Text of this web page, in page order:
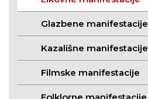
Glazbene manifestacije
Kazališne manifestacije
Filmske manifestacije